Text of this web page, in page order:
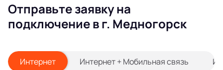
Отправьте заявку на
подключение в г. Медногорск
Интернет Интернет + Мобильная связь